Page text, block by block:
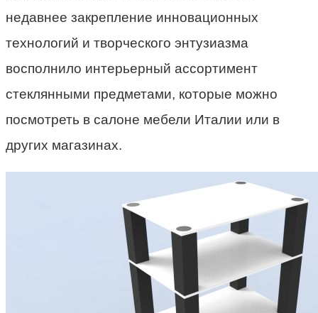
недавнее закрепление инновационных
технологий и творческого энтузиазма
восполнило интерьерный ассортимент
стеклянными предметами, которые можно
посмотреть в салоне мебели Италии или в
других магазинах.